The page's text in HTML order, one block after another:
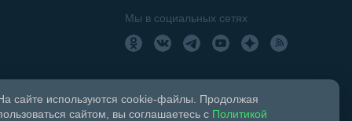
Мы в социальных сетях
сайте используются cookie-файлы. Продолжая
сайтом, вы соглашаетесь с Политикой